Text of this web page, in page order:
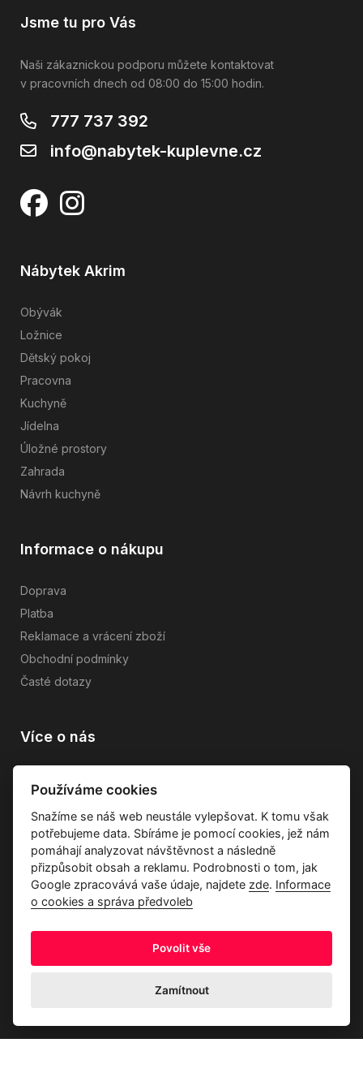
Jsme tu pro Vás
Naši zákaznickou podporu můžete kontaktovat
v pracovních dnech od 08:00 do 15:00 hodin.
777 737 392
info@nabytek-kuplevne.cz
Nábytek Akrim
Obývák
Ložnice
Dětský pokoj
Pracovna
Kuchyně
Jídelna
Úložné prostory
Zahrada
Návrh kuchyně
Informace o nákupu
Doprava
Platba
Reklamace a vrácení zboží
Obchodní podmínky
Časté dotazy
Více o nás
Průvodce tkaninami
Kontakty
Ochrana osobních údajů
Používáme cookies
Snažíme se náš web neustále vylepšovat. K tomu však
potřebujeme data. Sbíráme je pomocí cookies, jež nám
pomáhají analyzovat návštěvnost a následně
přizpůsobit obsah a reklamu. Podrobnosti o tom, jak
Google zpracovává vaše údaje, najdete zde. Informace
o cookies a správa předvoleb
Povolit vše
Zamítnout